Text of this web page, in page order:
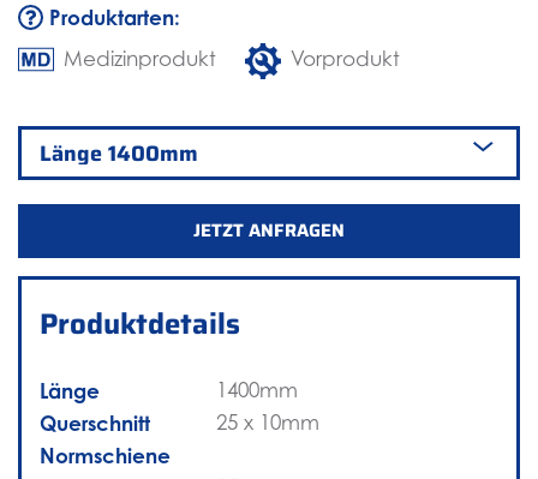
Produktarten:
Medizinprodukt Vorprodukt
JETZT ANFRAGEN
Produktdetails
Länge 1400mm
Querschnitt
Normschiene
25 x 10mm